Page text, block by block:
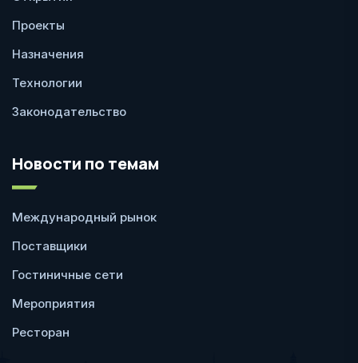
Проекты
Назначения
Технологии
Законодательство
Новости по темам
Международный рынок
Поставщики
Гостиничные сети
Мероприятия
Ресторан